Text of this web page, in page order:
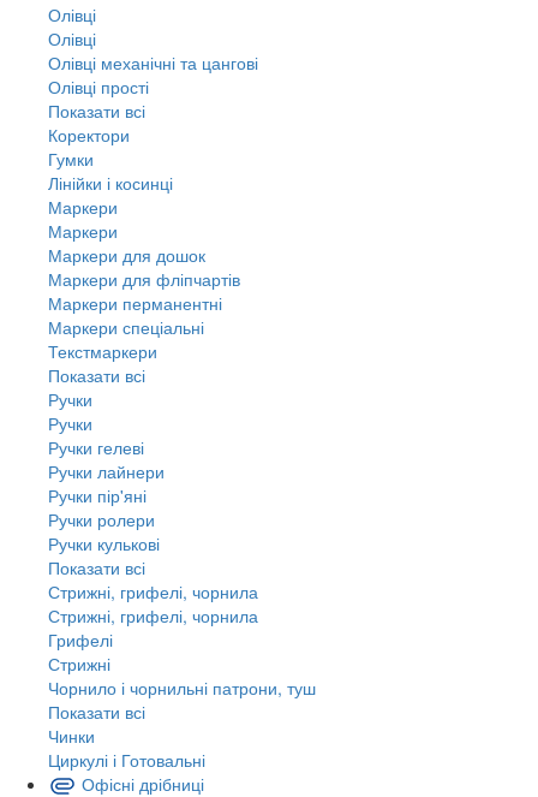
Олівці
Олівці
Олівці механічні та цангові
Олівці прості
Показати всі
Коректори
Гумки
Лінійки і косинці
Маркери
Маркери
Маркери для дошок
Маркери для фліпчартів
Маркери перманентні
Маркери спеціальні
Текстмаркери
Показати всі
Ручки
Ручки
Ручки гелеві
Ручки лайнери
Ручки пір'яні
Ручки ролери
Ручки кулькові
Показати всі
Стрижні, грифелі, чорнила
Стрижні, грифелі, чорнила
Грифелі
Стрижні
Чорнило і чорнильні патрони, туш
Показати всі
Чинки
Циркулі і Готовальні
Офісні дрібниці